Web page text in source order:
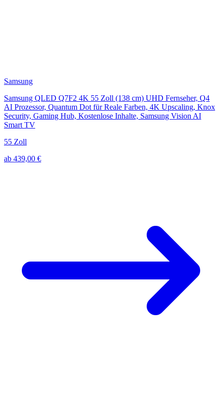
Samsung
Samsung QLED Q7F2 4K 55 Zoll (138 cm) UHD Fernseher, Q4
AI Prozessor, Quantum Dot für Reale Farben, 4K Upscaling, Knox
Security, Gaming Hub, Kostenlose Inhalte, Samsung Vision AI
Smart TV
55 Zoll
ab 439,00 €